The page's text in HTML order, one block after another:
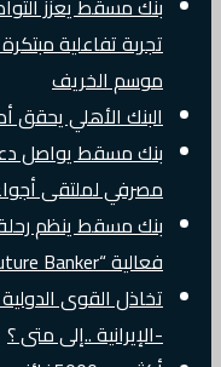
بنك مسقط يعزّز
تجربة تفاعلية
موسم الخريف
البنك الأهلي يحقق
بنك مسقط يواصل دعم
مصرفي لملتقى أجواء
بنك مسقط ينظم
فعالية “Future Banker”
تخاذل القوى
-الإيرانية ..إلى متى ؟